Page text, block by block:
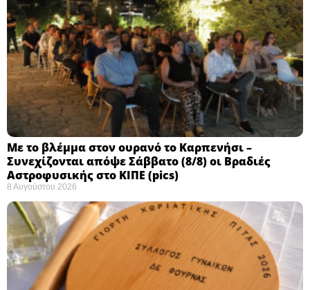
Με το βλέμμα στον ουρανό το Καρπενήσι –
Συνεχίζονται απόψε Σάββατο (8/8) οι Βραδιές
Αστροφυσικής στο ΚΙΠΕ (pics)
8 Αυγούστου 2026